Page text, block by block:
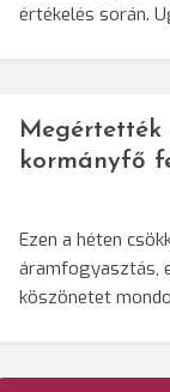
értékelés során.
Megértették
kormányfő
Ezen a héten
áramfogyasztás,
köszönetet